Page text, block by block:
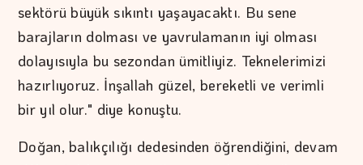
sektörü büyük sıkıntı yaşayacaktı. Bu sene
barajların dolması ve yavrulamanın iyi olması
dolayısıyla bu sezondan ümitliyiz. Teknelerimizi
hazırlıyoruz. İnşallah güzel, bereketli ve verimli
bir yıl olur." diye konuştu.
Doğan, balıkçılığı dedesinden öğrendiğini, devam